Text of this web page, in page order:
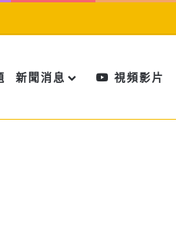
新聞消息 視頻影片